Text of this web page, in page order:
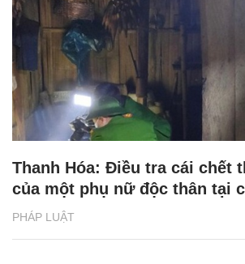
PHÁP LUẬT
Thanh Hóa: Điều tra cái chết
của một phụ nữ độc thân tại